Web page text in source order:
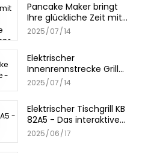
Pancake Maker bringt
Ihre glückliche Zeit mit
uns und kontaktieren Sie
2025 07 14
Elektrischer
Innenrennstrecke Grill
mit Fondue -Serie
2025 07 14
Elektrischer Tischgrill KB
82A5 - Das interaktive
Esserlebnis
2025 06 17